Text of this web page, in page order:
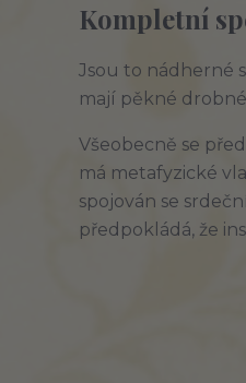
Kompletní
Jsou to nádherné
mají pěkné
Všeobecně se
má metafyzické
spojován se
předpokládá, že